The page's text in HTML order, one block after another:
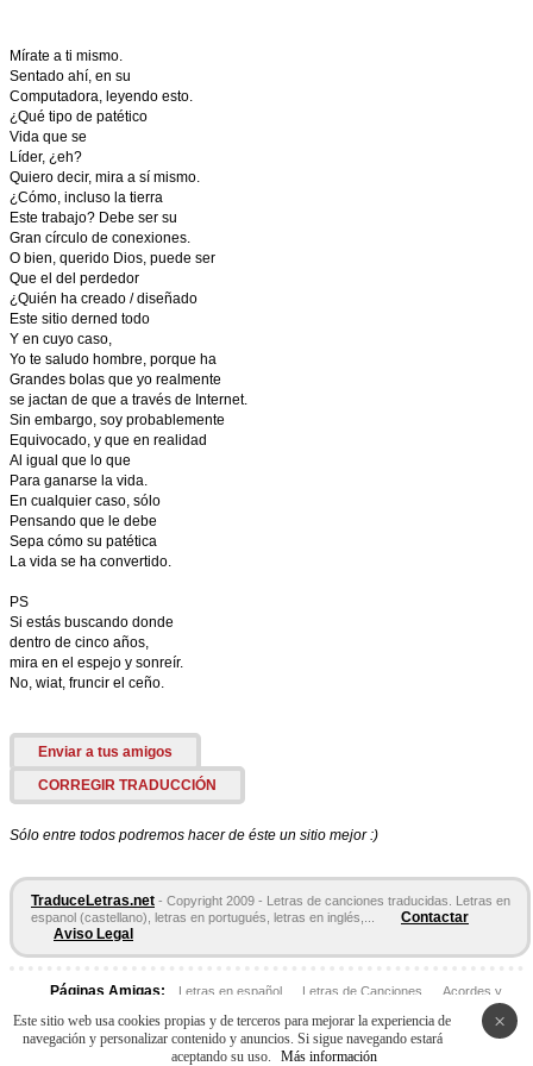
Mírate a ti mismo.
Sentado ahí, en su
Computadora, leyendo esto.
¿Qué tipo de patético
Vida que se
Líder, ¿eh?
Quiero decir, mira a sí mismo.
¿Cómo, incluso la tierra
Este trabajo? Debe ser su
Gran círculo de conexiones.
O bien, querido Dios, puede ser
Que el del perdedor
¿Quién ha creado / diseñado
Este sitio derned todo
Y en cuyo caso,
Yo te saludo hombre, porque ha
Grandes bolas que yo realmente
se jactan de que a través de Internet.
Sin embargo, soy probablemente
Equivocado, y que en realidad
Al igual que lo que
Para ganarse la vida.
En cualquier caso, sólo
Pensando que le debe
Sepa cómo su patética
La vida se ha convertido.
PS
Si estás buscando donde
dentro de cinco años,
mira en el espejo y sonreír.
No, wiat, fruncir el ceño.
Enviar a tus amigos
CORREGIR TRADUCCIÓN
Sólo entre todos podremos hacer de éste un sitio mejor :)
TraduceLetras.net - Copyright 2009 - Letras de canciones traducidas. Letras en
espanol (castellano), letras en portugués, letras en inglés,...
Contactar
Aviso Legal
Páginas Amigas: Letras en español Letras de Canciones
Acordes y
×
Este sitio web usa cookies propias y de terceros para mejorar la experiencia de
navegación y personalizar contenido y anuncios. Si sigue navegando estará
aceptando su uso.
Más información